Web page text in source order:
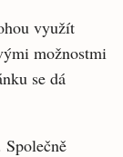
využít
možnostmi
se dá